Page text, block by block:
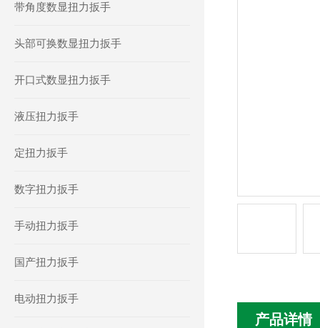
带角度数显扭力扳手
头部可换数显扭力扳手
开口式数显扭力扳手
液压扭力扳手
定扭力扳手
数字扭力扳手
手动扭力扳手
国产扭力扳手
电动扭力扳手
产品详情